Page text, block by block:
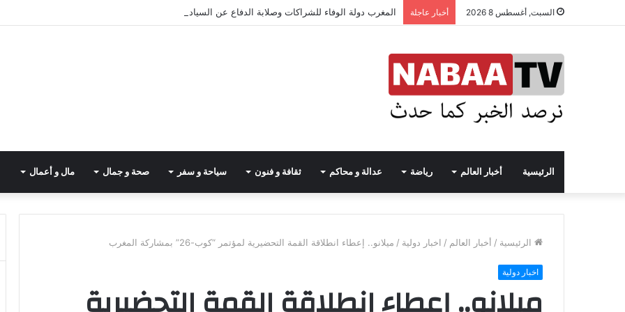
السبت, أغسطس 8 2026 أخبار عاجلة المغرب دولة الوفاء للشراكات وصلابة الدفاع عن السيادة
الرئيسية أخبار العالم رياضة عدالة و محاكم ثقافة و فنون سياحة و سفر صحة و جمال مال و أعمال
الرئيسية / أخبار العالم / اخبار دولية / ميلانو.. إعطاء انطلاقة القمة التحضيرية لمؤتمر “كوب-26” بمشاركة المغرب
اخبار دولية